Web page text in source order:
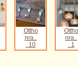
Ottho
nra..
. 10
Ottho
nra..
. 1